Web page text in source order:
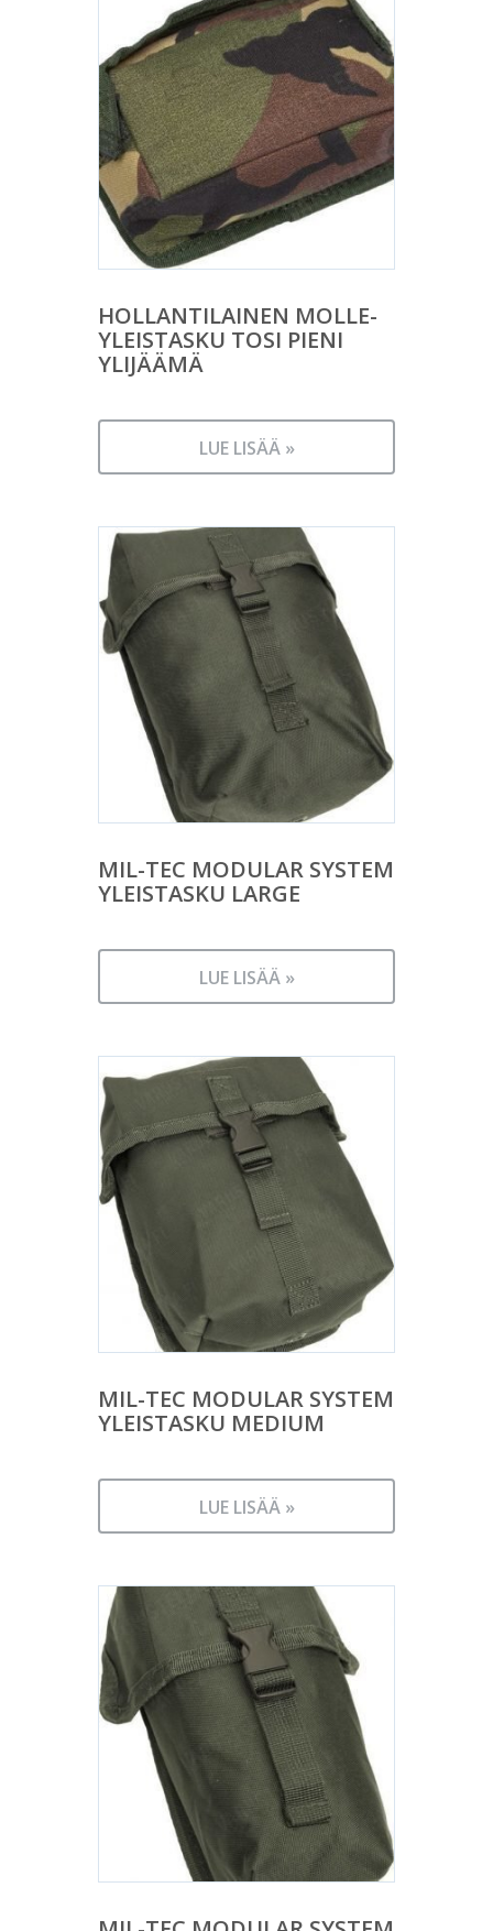
HOLLANTILAINEN MOLLE-
YLEISTASKU TOSI PIENI
YLIJÄÄMÄ
LUE LISÄÄ »
MIL-TEC MODULAR SYSTEM
YLEISTASKU LARGE
LUE LISÄÄ »
MIL-TEC MODULAR SYSTEM
YLEISTASKU MEDIUM
LUE LISÄÄ »